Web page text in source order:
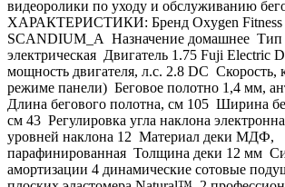
видеоролики по уходу и обслуживанию
ХАРАКТЕРИСТИКИ: Бренд Oxygen Fitness
SCANDIUM_A Назначение домашнее Тип
электрическая Двигатель 1.75 Fuji Electric
мощность двигателя, л.с. 2.8 DC Скорость,
режиме панели) Беговое полотно 1,4 мм,
Длина бегового полотна, см 105 Ширина
см 43 Регулировка угла наклона
уровней наклона 12 Материал деки МДФ,
парафинированная Толщина деки 12 мм
амортизации 4 динамические сотовые